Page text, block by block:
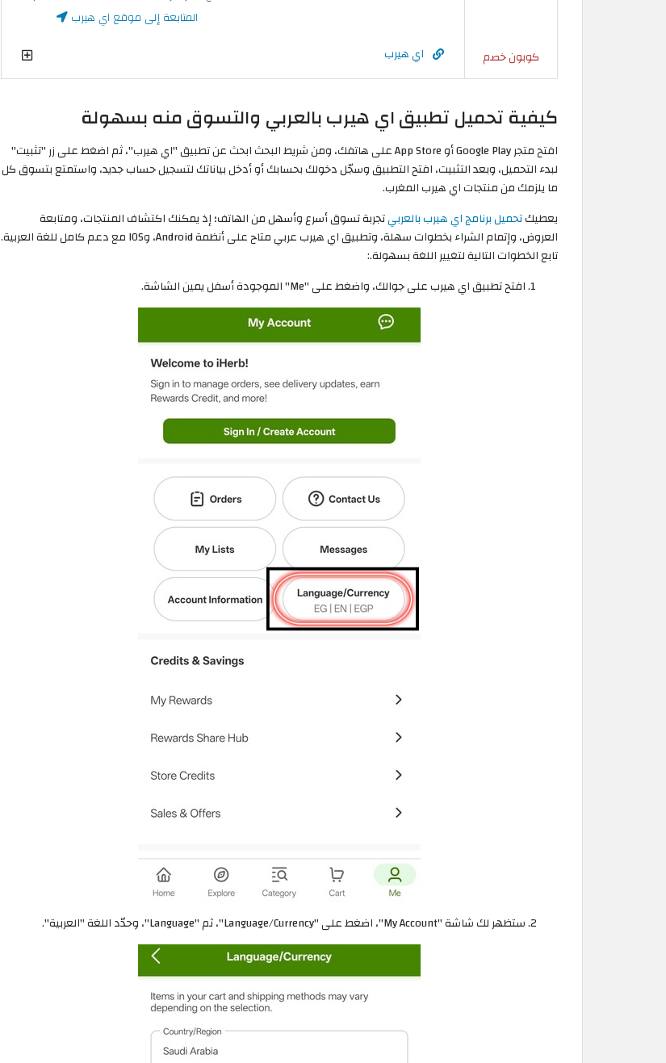
كوبون خصم
المتابعة إلى موقع اي هيرب
اي هيرب
كيفية تحميل تطبيق اي هيرب بالعربي والتسوق منه بسهولة
افتح متجر Google Play أو App Store على هاتفك، ومن شريط البحث ابحث عن تطبيق "اي هيرب"، ثم اضغط على زر "تثبيت"
لبدء التحميل، وبعد التثبيت، افتح التطبيق وسجّل دخولك بحسابك أو أدخل بياناتك لتسجيل حساب جديد، واستمتع بتسوق كل
ما يلزمك من منتجات اي هيرب المغرب.
يعطيكتحميل برنامج اي هيرب بالعربيتجربة تسوق أسرع وأسهل من الهاتف؛ إذ يمكنك اكتشاف المنتجات، ومتابعة
العروض، وإتمام الشراء بخطوات سهلة، وتطبيق اي هيرب عربي متاح على أنظمة Android، وIOS مع دعم كامل للغة العربية.
تابع الخطوات التالية لتغيير اللغة بسهولة.:
افتح تطبيق اي هيرب على جوالك، واضغط على "Me" الموجودة أسفل يمين الشاشة.
ستظهر لك شاشة "My Account"، اضغط على "Language/Currency"، ثم "Language"، وحدّد اللغة "العربية".